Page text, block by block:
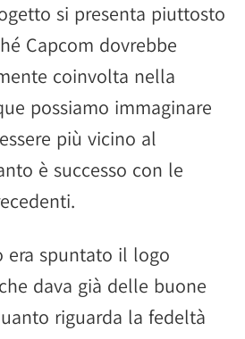
si presenta piuttosto
Capcom dovrebbe
coinvolta nella
possiamo immaginare
più vicino al
è successo con le
era spuntato il logo
dava già delle buone
riguarda la fedeltà